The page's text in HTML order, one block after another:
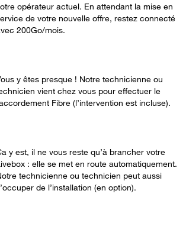
opérateur actuel. En attendant la mise en
de votre nouvelle offre, restez connecté
200Go/mois.
y êtes presque ! Notre technicienne ou
vient chez vous pour effectuer le
Fibre (l’intervention est incluse).
y est, il ne vous reste qu’à brancher votre
: elle se met en route automatiquement.
technicienne ou technicien peut aussi
de l’installation (en option).